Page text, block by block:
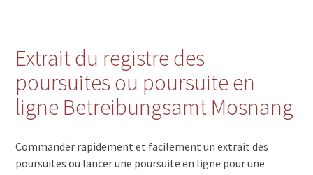
Extrait du registre des
poursuites ou poursuite en
ligne Betreibungsamt Mosnang
Commander rapidement et facilement un extrait des
poursuites ou lancer une poursuite en ligne pour une